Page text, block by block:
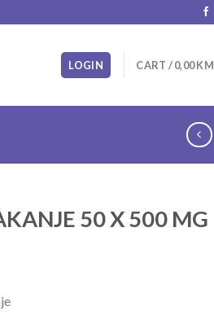
LOGIN CART /0,00KM
50 X 500 MG